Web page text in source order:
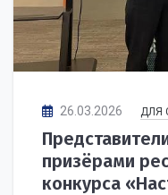
26.03.2026 ДЛЯ
призёрами
конкурса